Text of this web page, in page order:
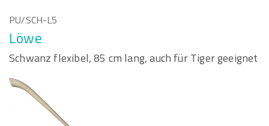
PU/SCH-L5
Löwe
Schwanz flexibel, 85 cm lang, auch für Tiger geeignet